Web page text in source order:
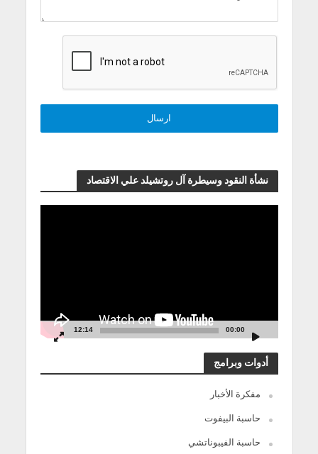
نشأة النقود وسيطرة آل روتشيلد علي الاقتصاد
00:00
12:14
أدوات وبرامج
مفكرة الأخبار
حاسبة البيفوت
حاسبة الفيبوناتشي